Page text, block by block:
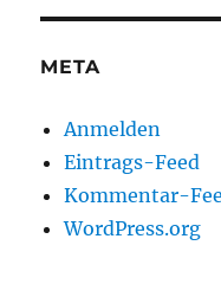
META
Anmelden
Eintrags-Feed
Kommentar-
WordPress.org